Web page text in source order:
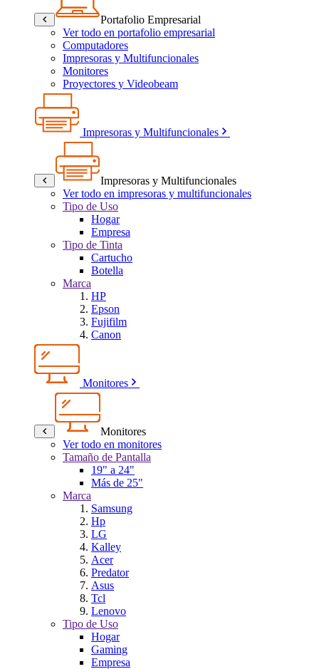
Portafolio Empresarial
Ver todo en portafolio empresarial
Computadores
Impresoras y Multifuncionales
Monitores
Proyectores y Videobeam
Impresoras y Multifuncionales
Impresoras y Multifuncionales
Ver todo en impresoras y multifuncionales
Tipo de Uso
Hogar
Empresa
Tipo de Tinta
Cartucho
Botella
Marca
HP
Epson
Fujifilm
Canon
Monitores
Monitores
Ver todo en monitores
Tamaño de Pantalla
19" a 24"
Más de 25"
Marca
Samsung
Hp
LG
Kalley
Acer
Predator
Asus
Tcl
Lenovo
Tipo de Uso
Hogar
Gaming
Empresa